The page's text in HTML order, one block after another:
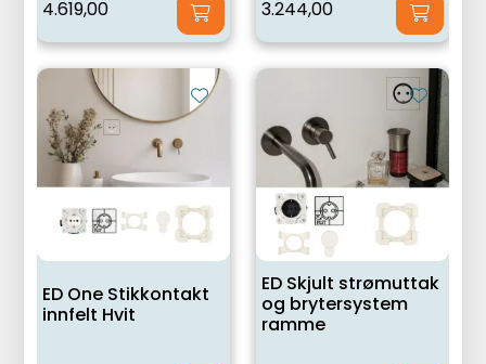
4.619,00
3.244,00
ED One Stikkontakt
innfelt Hvit
ED Skjult strømuttak
og brytersystem
ramme